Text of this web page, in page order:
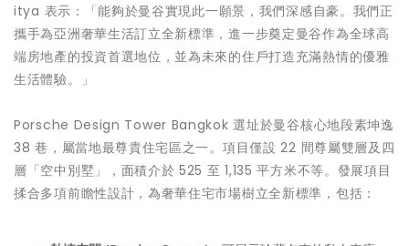
itya 表示：「能夠於曼谷實現此一願景，我們深感自豪。我們正
攜手為亞洲奢華生活訂立全新標準，進一步奠定曼谷作為全球高
端房地產的投資首選地位，並為未來的住戶打造充滿熱情的優雅
生活體驗。」
Porsche Design Tower Bangkok 選址於曼谷核心地段素坤逸
38 巷，屬當地最尊貴住宅區之一。項目僅設 22 間尊屬雙層及四
層「空中別墅」，面積介於 525 至 1,135 平方米不等。發展項目
揉合多項前瞻性設計，為奢華住宅市場樹立全新標準，包括：